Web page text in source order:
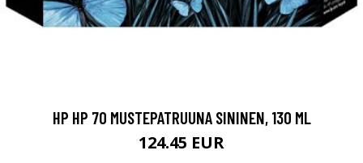
HP HP 70 MUSTEPATRUUNA SININEN, 130 ML
124.45 EUR